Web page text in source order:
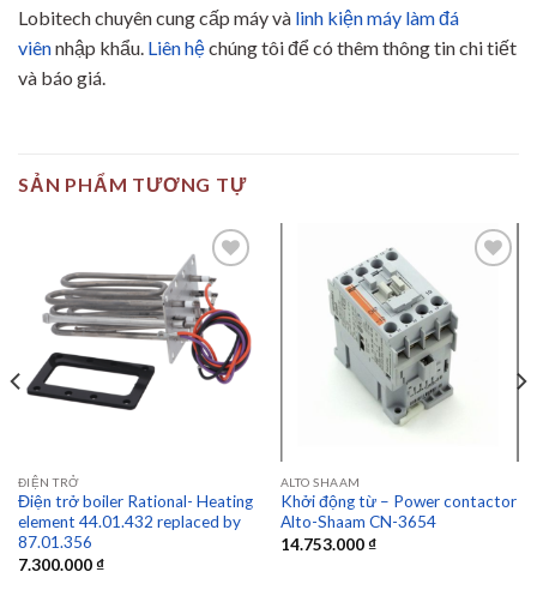
Lobitech chuyên cung cấp máy và linh kiện máy làm đá
viênnhập khẩu. Liên hệchúng tôi để có thêm thông tin chi tiết
và báo giá.
SẢN PHẨM TƯƠNG TỰ
Add to
wishlist
ĐIỆN TRỞ
Điện trở boiler Rational- Heating
element 44.01.432 replaced by
87.01.356
7.300.000₫
ALTO SHAAM
Khởi động từ – Power contactor
Alto-Shaam CN-3654
14.753.000₫